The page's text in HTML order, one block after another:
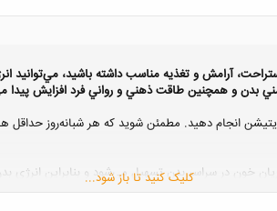
استراحت، آرامش و تغذيه مناسب داشته باشيد،
بدن و همچنين طاقت ذهني و رواني فرد افزايش پيدا
کلیک کنید تا باز شود...